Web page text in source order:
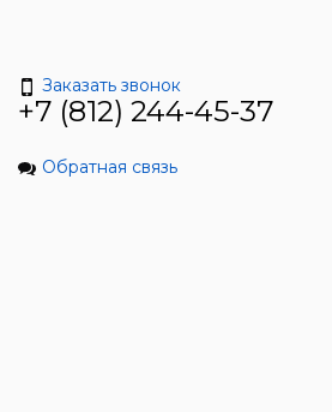
Заказать звонок
+7 (812) 244-45-37
Обратная связь